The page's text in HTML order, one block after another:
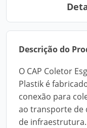
Descrição do
O CAP Coletor
Plastik é
conexão para
ao transporte de
de